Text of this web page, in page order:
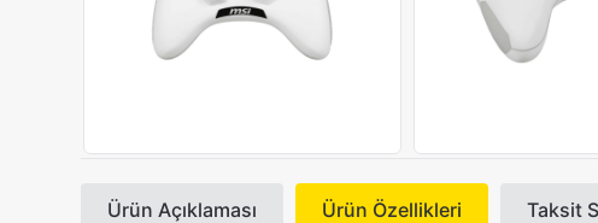
Ürün Açıklaması Ürün Özellikleri Taksit